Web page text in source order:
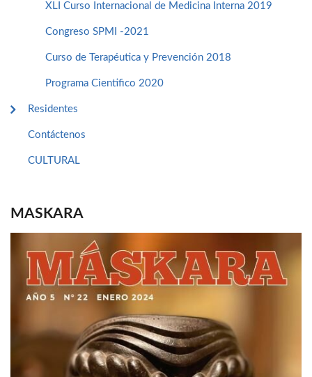
XLI Curso Internacional de Medicina Interna 2019
Congreso SPMI -2021
Curso de Terapéutica y Prevención 2018
Programa Cientifico 2020
Residentes
Contáctenos
CULTURAL
MASKARA